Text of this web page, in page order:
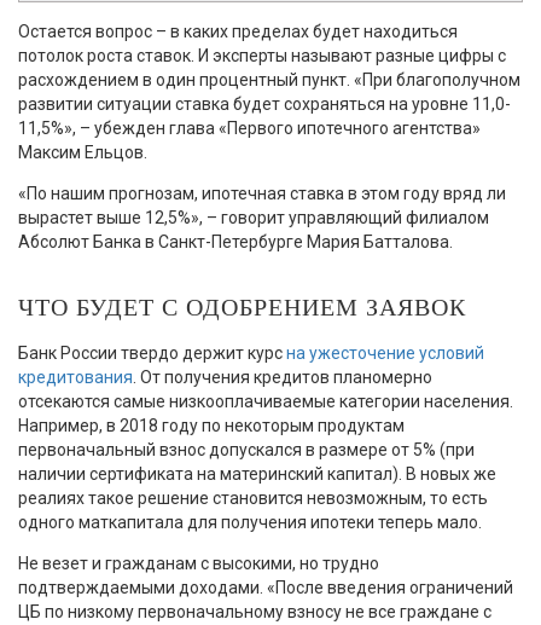
Остается вопрос – в каких пределах будет находиться
потолок роста ставок. И эксперты называют разные цифры с
расхождением в один процентный пункт. «При благополучном
развитии ситуации ставка будет сохраняться на уровне 11,0-
11,5%», – убежден глава «Первого ипотечного агентства»
Максим Ельцов.
«По нашим прогнозам, ипотечная ставка в этом году вряд ли
вырастет выше 12,5%», – говорит управляющий филиалом
Абсолют Банка в Санкт-Петербурге Мария Батталова.
ЧТО БУДЕТ С ОДОБРЕНИЕМ ЗАЯВОК
Банк России твердо держит курсна ужесточение условий
кредитования . От получения кредитов планомерно
отсекаются самые низкооплачиваемые категории населения.
Например, в 2018 году по некоторым продуктам
первоначальный взнос допускался в размере от 5% (при
наличии сертификата на материнский капитал). В новых же
реалиях такое решение становится невозможным, то есть
одного маткапитала для получения ипотеки теперь мало.
Не везет и гражданам с высокими, но трудно
подтверждаемыми доходами. «После введения ограничений
ЦБ по низкому первоначальному взносу не все граждане с